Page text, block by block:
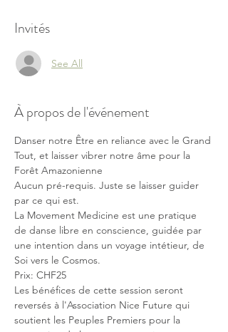
Invités
See All
À propos de l'événement
Danser notre Être en reliance avec le Grand
Tout, et laisser vibrer notre âme pour la
Forêt Amazonienne
Aucun pré-requis. Juste se laisser guider
par ce qui est.
La Movement Medicine est une pratique
de danse libre en conscience, guidée par
une intention dans un voyage intétieur, de
Soi vers le Cosmos.
Prix: CHF25
Les bénéfices de cette session seront
reversés à l'Association Nice Future qui
soutient les Peuples Premiers pour la